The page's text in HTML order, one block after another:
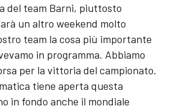
del team Barni, piuttosto
un altro weekend molto
team la cosa più importante
in programma. Abbiamo
per la vittoria del campionato.
tiene aperta questa
in fondo anche il mondiale